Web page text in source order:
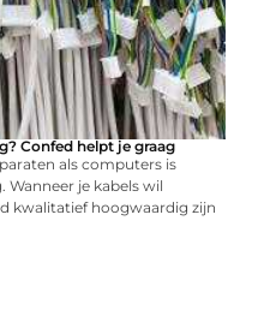
Confed helpt je graag
als computers is
Wanneer je kabels wil
kwalitatief hoogwaardig zijn